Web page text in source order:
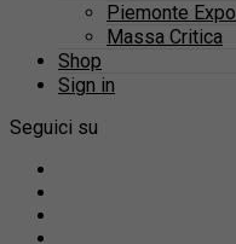
Piemonte Expo
Massa Critica
Shop
Sign in
Seguici su